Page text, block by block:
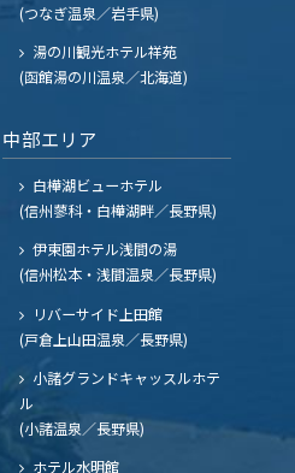
(つなぎ温泉／岩手県)
湯の川観光ホテル祥苑
(函館湯の川温泉／北海道)
中部エリア
白樺湖ビューホテル
(信州蓼科・白樺湖畔／長野県)
伊東園ホテル浅間の湯
(信州松本・浅間温泉／長野県)
リバーサイド上田館
(戸倉上山田温泉／長野県)
小諸グランドキャッスルホテ
ル
(小諸温泉／長野県)
ホテル水明館